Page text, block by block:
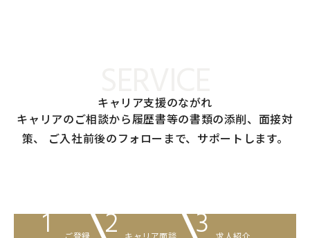
SERVICE
キャリア支援のながれ
キャリアのご相談から履歴書等の書類の添削、面接対
策、
ご入社前後のフォローまで、サポートします。
1 ご登録 2 キャリア面談 3 求人紹介